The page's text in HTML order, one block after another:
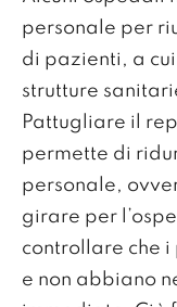
personale per
di pazienti, a
strutture
Pattugliare il
permette di
personale,
girare per
controllare che
e non abbiano